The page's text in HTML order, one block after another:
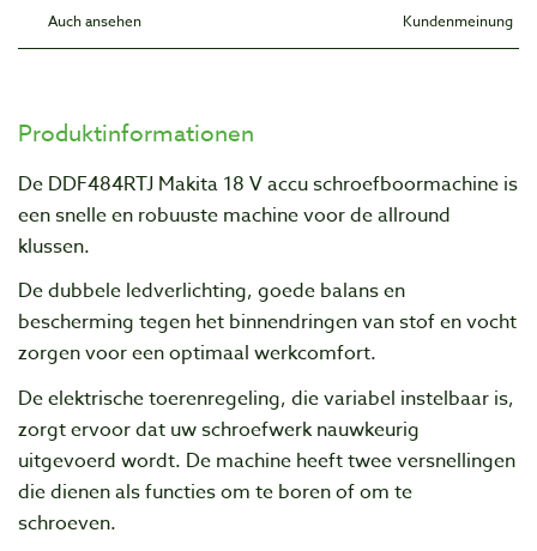
Auch ansehen Kundenmeinung
Produktinformationen
De DDF484RTJ Makita 18 V accu schroefboormachine is
een snelle en robuuste machine voor de allround
klussen.
De dubbele ledverlichting, goede balans en
bescherming tegen het binnendringen van stof en vocht
zorgen voor een optimaal werkcomfort.
De elektrische toerenregeling, die variabel instelbaar is,
zorgt ervoor dat uw schroefwerk nauwkeurig
uitgevoerd wordt. De machine heeft twee versnellingen
die dienen als functies om te boren of om te
schroeven.